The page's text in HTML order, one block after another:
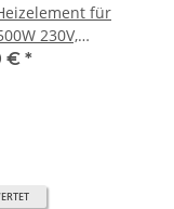
für
230V,
€ *